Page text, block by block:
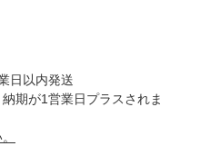
日以内発送
期が1営業日プラスされま